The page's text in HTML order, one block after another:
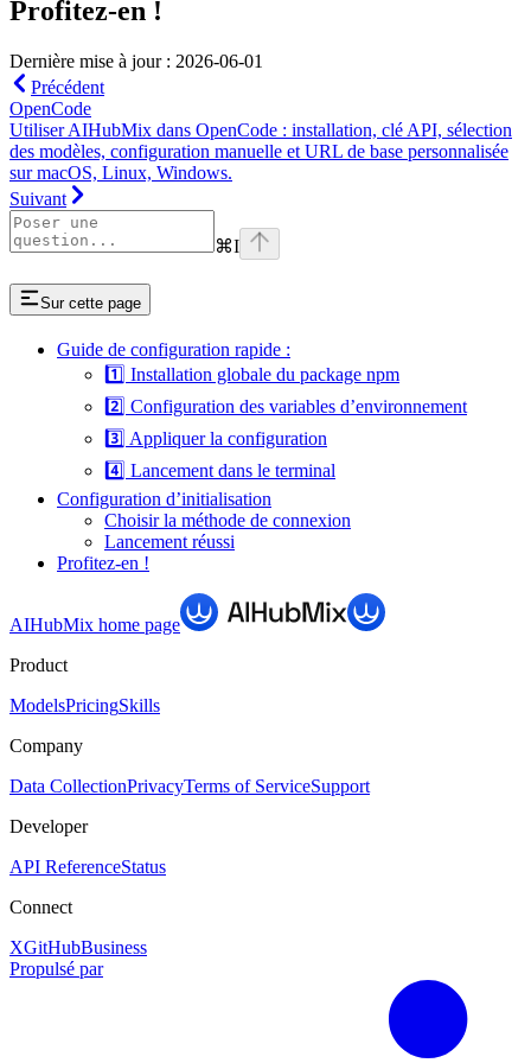
Profitez-en !
Dernière mise à jour : 2026-06-01
Précédent
OpenCode
Utiliser AIHubMix dans OpenCode : installation, clé API, sélection
des modèles, configuration manuelle et URL de base personnalisée
sur macOS, Linux, Windows.
Suivant
⌘I
Sur cette page
Guide de configuration rapide :
1️⃣ Installation globale du package npm
2️⃣ Configuration des variables d’environnement
3️⃣ Appliquer la configuration
4️⃣ Lancement dans le terminal
Configuration d’initialisation
Choisir la méthode de connexion
Lancement réussi
Profitez-en !
AIHubMix home page
Product
ModelsPricingSkills
Company
Data CollectionPrivacyTerms of ServiceSupport
Developer
API ReferenceStatus
Connect
XGitHubBusiness
Propulsé par